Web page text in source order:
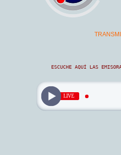
ESCUCHE AQUÍ LAS
LIVE